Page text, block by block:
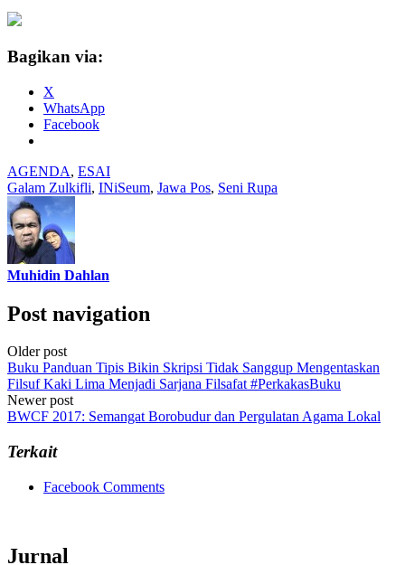
Bagikan via:
X
WhatsApp
Facebook
AGENDA, ESAI
Galam Zulkifli, INiSeum, Jawa Pos, Seni Rupa
Muhidin Dahlan
Post navigation
Older post
Buku Panduan Tipis Bikin Skripsi Tidak Sanggup Mengentaskan
Filsuf Kaki Lima Menjadi Sarjana Filsafat #PerkakasBuku
Newer post
BWCF 2017: Semangat Borobudur dan Pergulatan Agama Lokal
Terkait
Facebook Comments
Jurnal